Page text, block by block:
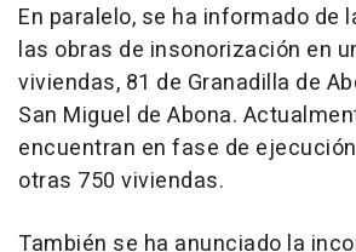
En paralelo, se ha informado de
las obras de insonorización en
viviendas, 81 de Granadilla de
San Miguel de Abona.
encuentran en fase de
otras 750 viviendas.
También se ha anunciado la